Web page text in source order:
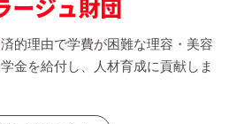
的理由で学費が困難な理容・美容
金を給付し、人材育成に貢献しま